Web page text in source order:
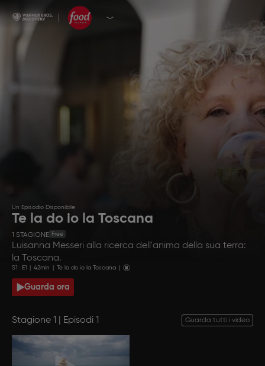
Un Episodio Disponibile
Te la do io la Toscana
1 STAGIONE Free
Luisanna Messeri alla ricerca dell'anima della sua terra:
la Toscana.
S1 : E1 42min Te la do io la Toscana
Guarda ora
Stagione 1 | Episodi 1 Guarda tutti i video